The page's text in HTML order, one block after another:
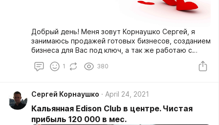
Добрый день! Меня зовут Корнаушко Сергей, я
занимаюсь продажей готовых бизнесов, созданием
бизнеса для Вас под ключ, а так же работаю с
1 380
Сергей Корнаушко April 24, 2021
Кальянная Edison Club в центре. Чистая
прибыль 120 000 в мес.